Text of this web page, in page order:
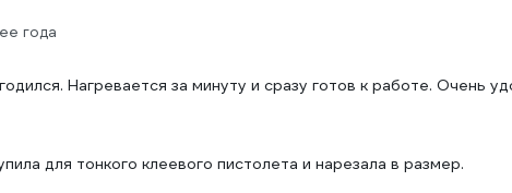
года
Нагревается за минуту и сразу готов к работе. Очень
для тонкого клеевого пистолета и нарезала в размер.